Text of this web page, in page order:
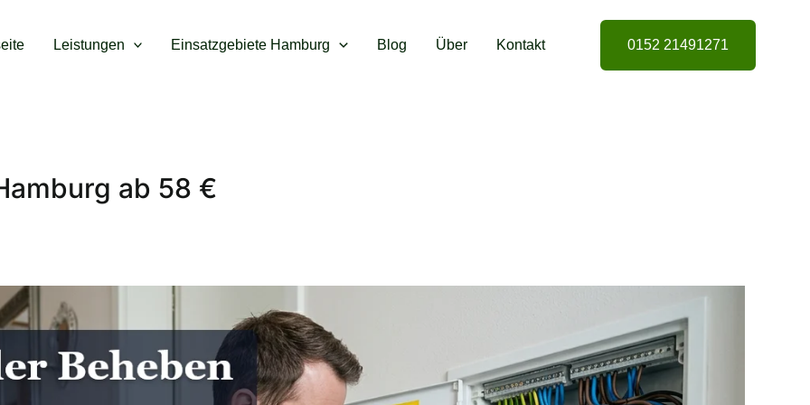
Leistungen Einsatzgebiete Hamburg Blog Über Kontakt 0152 21491271
ab 58 €